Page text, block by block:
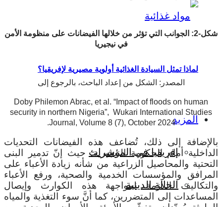
لماذا تمثل السيادة الغذائية أولوية مصيرية لإفريقيا؟
المزيد
إفريقيا في المؤشرات
الحالة الدينية
شكل-2: الجوانب التي تؤثر من خلالها الفيضانات على منظومة الأمن
في نيجيريا
المصدر: الشكل من إعداد الباحث، بالرجوع إلى
Doby Philemon Abrac, et al. “Impact of floods on human
security in northern Nigeria”, Wukari International Studies
Journal, Volume 8 (7), October 2024.
بالإضافة إلى ذلك، تُضاعف هذه الفيضانات التحديات
الداخلية أمام الحكومة النيجيرية؛ حيث إنّ تدمير البنى
التحتية والمحاصيل الزراعية من شأنه زيادة الأعباء على
المرافق والمؤسسات الخدمية والصحية، ورفع الأعباء
والتكاليف اللازمة لمواجهة هذه الكوارث وإيصال
المساعدات إلى المتضررين، كما أنَّ سوء التغذية والمياه